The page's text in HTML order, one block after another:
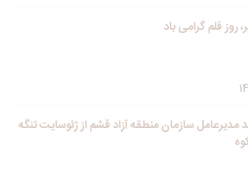
مدیرعامل سازمان منطقه آزاد قشم از ژئوسایت تنگه